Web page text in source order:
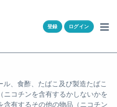
登録 ログイン
、食酢、たばこ及び製造たばこ
コチンを含有するかしないかを
含有するその他の物品（ニコチン
Ａ